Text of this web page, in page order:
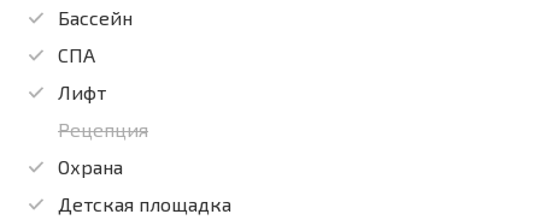
Бассейн
СПА
Лифт
Рецепция
Охрана
Детская площадка